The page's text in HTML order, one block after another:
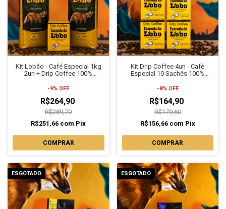
Kit Lobão - Café Especial 1kg
2un + Drip Coffee 100%
-9% OFF
R$264,90
R$289,70
R$251,66 com Pix
COMPRAR
Kit Drip Coffee 4un - Café
Especial 10 Sachês 100%
-8% OFF
R$164,90
R$179,60
R$156,66 com Pix
ESGOTADO ESGOTADO